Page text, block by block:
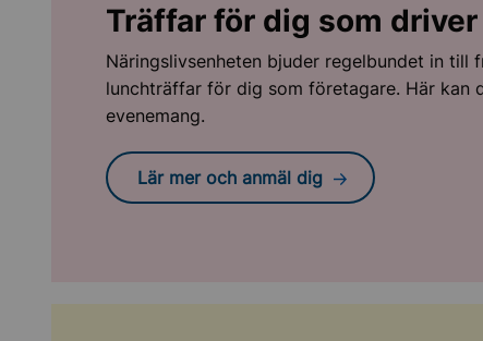
Träffar för dig som
Näringslivsenheten bjuder regelbundet in till
lunchträffar för dig som företagare. Här kan
evenemang.
Lär mer och anmäl dig